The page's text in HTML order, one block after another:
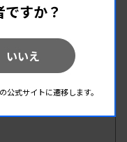
木）
すか？
いいえ
式サイトに遷移します。